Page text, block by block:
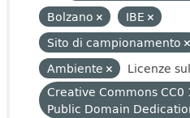
Bolzano
IBE
Sito di campionamento
Ambiente
Licenze
Creative Commons CC0
Public Domain